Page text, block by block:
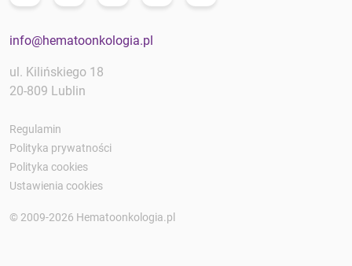
info@hematoonkologia.pl
ul. Kilińskiego 18
20-809 Lublin
Regulamin
Polityka prywatności
Polityka cookies
Ustawienia cookies
© 2009-2026 Hematoonkologia.pl